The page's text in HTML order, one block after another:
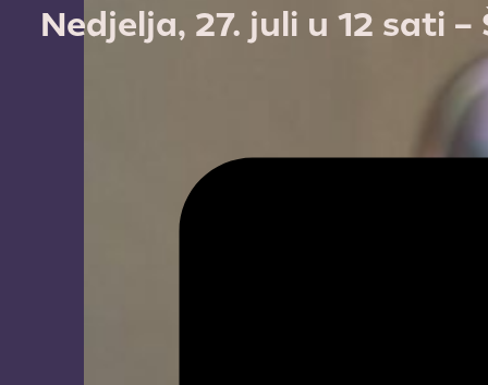
Nedjelja, 27. juli u 12 sati